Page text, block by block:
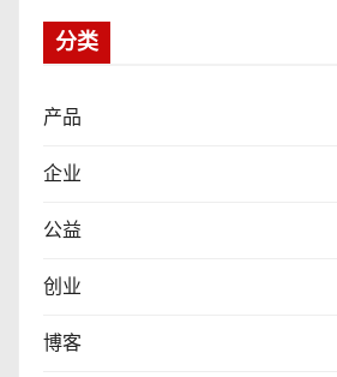
分类
产品
企业
公益
创业
博客